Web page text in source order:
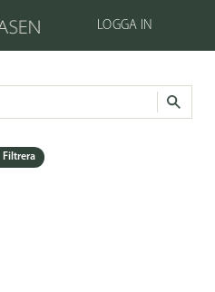
LOGGA IN
Filtrera